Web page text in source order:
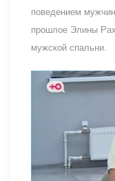
поведением
прошлое Элины
мужской спальни.